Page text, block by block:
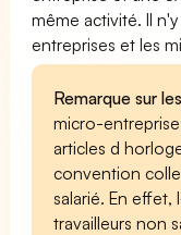
même activité. Il
entreprises et les
Remarque sur
micro-
articles d
convention
salarié. En
travailleurs non